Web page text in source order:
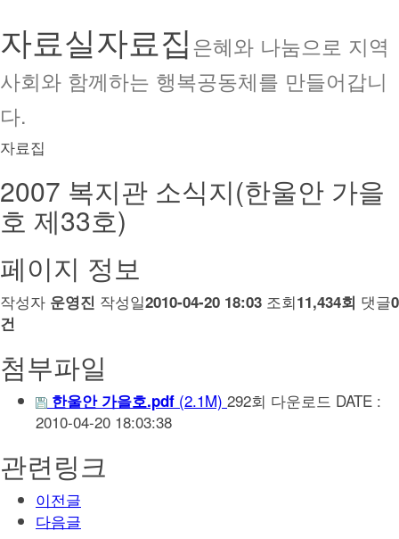
자료실자료집은혜와 나눔으로 지역
사회와 함께하는 행복공동체를 만들어갑니
다.
자료집
2007 복지관 소식지(한울안 가을
호 제33호)
페이지 정보
작성자 운영진 작성일2010-04-20 18:03 조회11,434회 댓글0
건
첨부파일
한울안 가을호.pdf (2.1M) 292회 다운로드 DATE :
2010-04-20 18:03:38
관련링크
이전글
다음글